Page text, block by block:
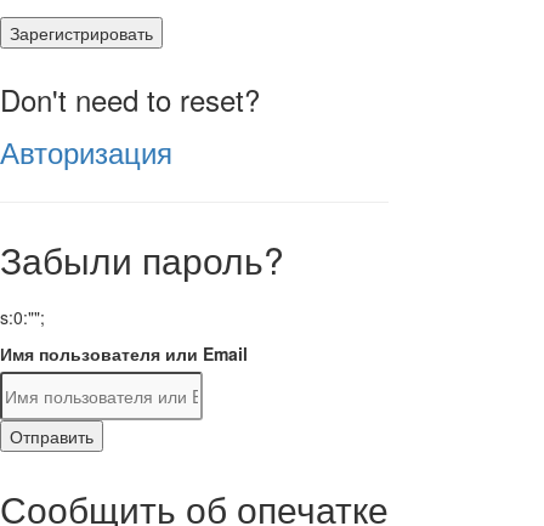
Зарегистрировать
Don't need to reset?
Авторизация
Забыли пароль?
s:0:"";
Имя пользователя или Email
Отправить
Сообщить об опечатке